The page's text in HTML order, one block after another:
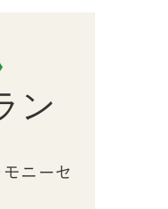
ン
モニーセ